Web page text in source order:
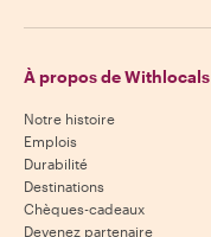
À propos de Withlocals
Notre histoire
Emplois
Durabilité
Destinations
Chèques-cadeaux
Devenez partenaire